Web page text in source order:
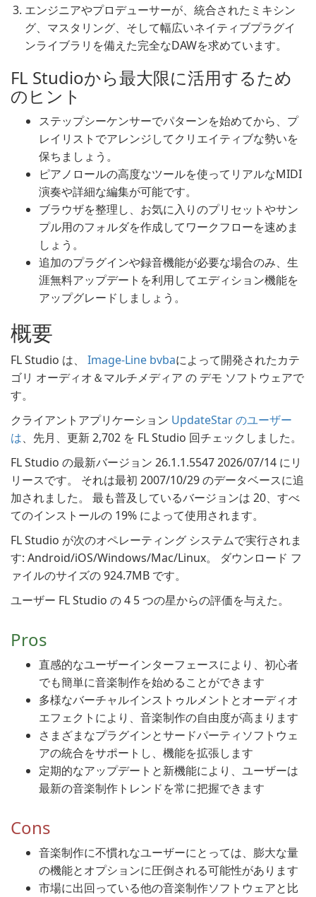
エンジニアやプロデューサーが、統合されたミキシン
グ、マスタリング、そして幅広いネイティブプラグイ
ンライブラリを備えた完全なDAWを求めています。
FL Studioから最大限に活用するため
のヒント
ステップシーケンサーでパターンを始めてから、プ
レイリストでアレンジしてクリエイティブな勢いを
保ちましょう。
ピアノロールの高度なツールを使ってリアルなMIDI
演奏や詳細な編集が可能です。
ブラウザを整理し、お気に入りのプリセットやサン
プル用のフォルダを作成してワークフローを速めま
しょう。
追加のプラグインや録音機能が必要な場合のみ、生
涯無料アップデートを利用してエディション機能を
アップグレードしましょう。
概要
FL Studio は、 Image-Line bvbaによって開発されたカテ
ゴリ オーディオ＆マルチメディア の デモ ソフトウェアで
す。
クライアントアプリケーション UpdateStar のユーザー
は、先月、更新 2,702 を FL Studio 回チェックしました。
FL Studio の最新バージョン 26.1.1.5547 2026/07/14 にリ
リースです。 それは最初 2007/10/29 のデータベースに追
加されました。 最も普及しているバージョンは 20、すべ
てのインストールの 19% によって使用されます。
FL Studio が次のオペレーティング システムで実行されま
す: Android/iOS/Windows/Mac/Linux。 ダウンロード フ
ァイルのサイズの 924.7MB です。
ユーザー FL Studio の 4 5 つの星からの評価を与えた。
Pros
直感的なユーザーインターフェースにより、初心者
でも簡単に音楽制作を始めることができます
多様なバーチャルインストゥルメントとオーディオ
エフェクトにより、音楽制作の自由度が高まります
さまざまなプラグインとサードパーティソフトウェ
アの統合をサポートし、機能を拡張します
定期的なアップデートと新機能により、ユーザーは
最新の音楽制作トレンドを常に把握できます
Cons
音楽制作に不慣れなユーザーにとっては、膨大な量
の機能とオプションに圧倒される可能性があります
市場に出回っている他の音楽制作ソフトウェアと比